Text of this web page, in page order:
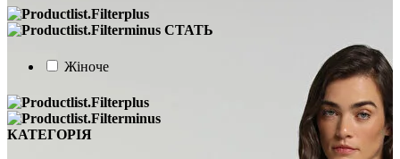
СТАТЬ
Жіноче
КАТЕГОРІЯ